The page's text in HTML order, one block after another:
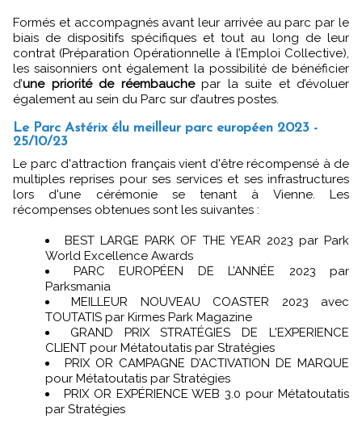
Formés et accompagnés avant leur arrivée au parc par le
biais de dispositifs spécifiques et tout au long de leur
contrat (Préparation Opérationnelle à l’Emploi Collective),
les saisonniers ont également la possibilité de bénéficier
d’une priorité de réembauchepar la suite et d’évoluer
également au sein du Parc sur d’autres postes.
Le Parc Astérix élu meilleur parc européen 2023 -
25/10/23
Le parc d'attraction français vient d'être récompensé à de
multiples reprises pour ses services et ses infrastructures
lors d'une cérémonie se tenant à Vienne. Les
récompenses obtenues sont les suivantes :
BEST LARGE PARK OF THE YEAR 2023 par Park
World Excellence Awards
PARC EUROPÉEN DE L’ANNÉE 2023 par
Parksmania
MEILLEUR NOUVEAU COASTER 2023 avec
TOUTATIS par Kirmes Park Magazine
GRAND PRIX STRATÉGIES DE L'EXPERIENCE
CLIENT pour Métatoutatis par Stratégies
PRIX OR CAMPAGNE D’ACTIVATION DE MARQUE
pour Métatoutatis par Stratégies
PRIX OR EXPÉRIENCE WEB 3.0 pour Métatoutatis
par Stratégies